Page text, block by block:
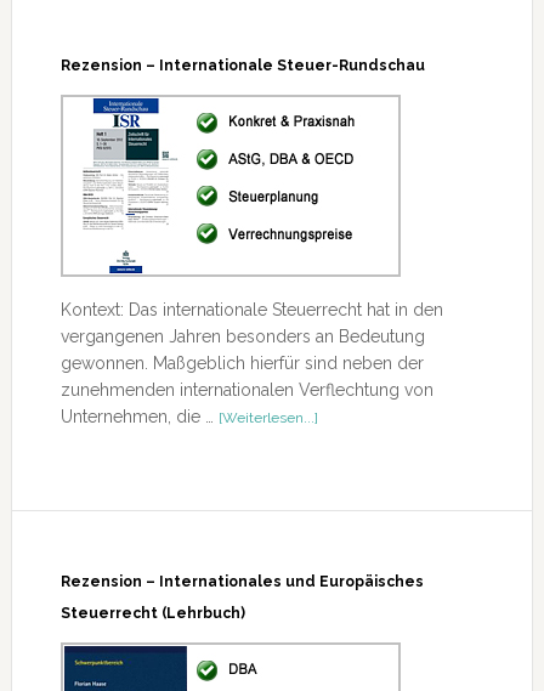
Rezension – Internationale Steuer-Rundschau
Kontext: Das internationale Steuerrecht hat in den
vergangenen Jahren besonders an Bedeutung
gewonnen. Maßgeblich hierfür sind neben der
zunehmenden internationalen Verflechtung von
Unternehmen, die …
[Weiterlesen...]ÜberRezension
Rezension – Internationales und Europäisches
Steuerrecht (Lehrbuch)